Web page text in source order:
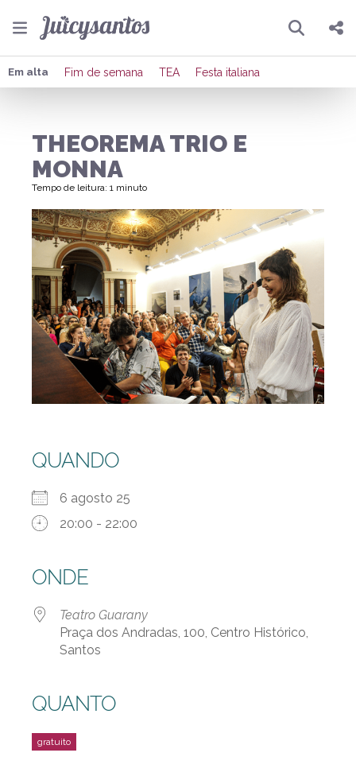
Pesquisar
Compartilhar
Enviar por Whatsapp
Publicar no X
Em alta Fim de semana TEA Festa italiana
THEOREMA TRIO E
MONNA
Tempo de leitura: 1 minuto
QUANDO
6 agosto 25
20:00 - 22:00
ONDE
Teatro Guarany
Praça dos Andradas, 100, Centro Histórico,
Santos
QUANTO